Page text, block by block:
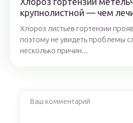
крупнолистной — чем
Хлороз листьев гортензии
поэтому не увидеть проблемы
несколько причин...